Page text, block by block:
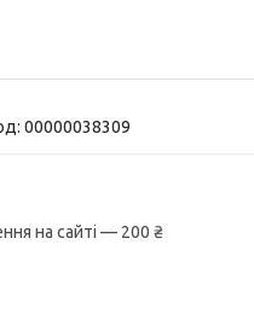
00000038309
на сайті — 200 ₴